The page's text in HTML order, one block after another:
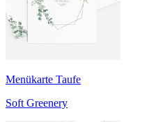
Menükarte Taufe
Soft Greenery